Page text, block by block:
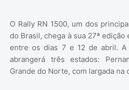
O Rally RN 1500, um dos
do Brasil, chega à sua 27ª
entre os dias 7 e 12 de abril. A
abrangerá três estados:
Grande do Norte, com largada na